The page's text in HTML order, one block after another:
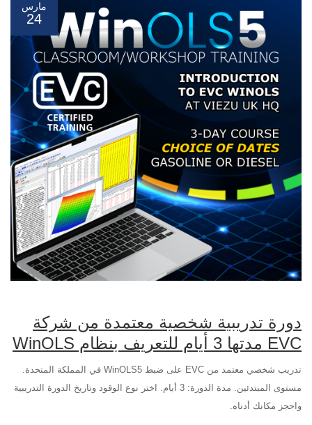
مارس
24
دورة تدريبية شخصية معتمدة من شركة
EVC مدتها 3 أيام للتعريف بنظام WinOLS
تدريب شخصي معتمد من EVC على ضبط WinOLS5 في المملكة المتحدة.
مستوى المبتدئين. مدة الدورة: 3 أيام. اختر نوع الوقود وتاريخ الدورة التدريبية
واحجز مكانك أدناه.